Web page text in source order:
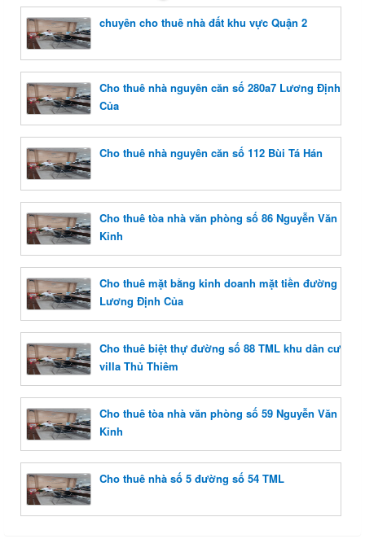
chuyên cho thuê nhà đất khu vực Quận 2
Cho thuê nhà nguyên căn số 280a7 Lương Định
Của
Cho thuê nhà nguyên căn số 112 Bùi Tá Hán
Cho thuê tòa nhà văn phòng số 86 Nguyễn Văn
Kỉnh
Cho thuê mặt bằng kinh doanh mặt tiền đường
Lương Định Của
Cho thuê biệt thự đường số 88 TML khu dân cư
villa Thủ Thiêm
Cho thuê tòa nhà văn phòng số 59 Nguyễn Văn
Kỉnh
Cho thuê nhà số 5 đường số 54 TML